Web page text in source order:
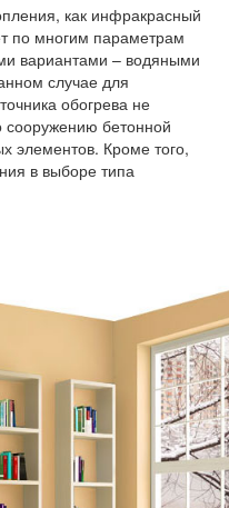
как инфракрасный
по многим параметрам
вариантами – водяными
случае для
обогрева не
бетонной
элементов. Кроме того,
в выборе типа